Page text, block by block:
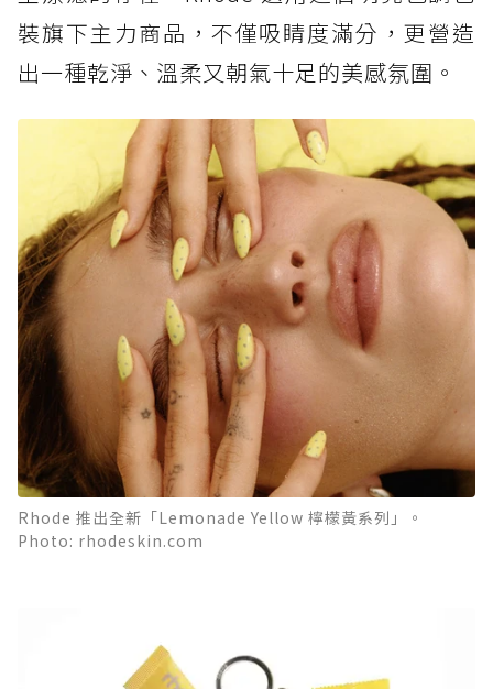
裝旗下主力商品，不僅吸睛度滿分，更營造
出一種乾淨、溫柔又朝氣十足的美感氛圍。
Rhode 推出全新「Lemonade Yellow 檸檬黃系列」。
Photo: rhodeskin.com